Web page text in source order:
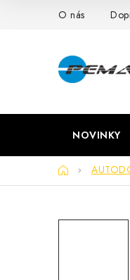
O nás
NOVINKY
Domů